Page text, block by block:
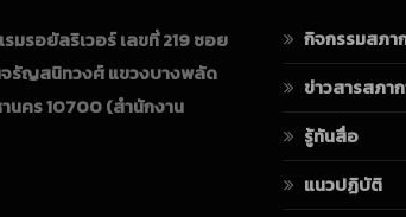
มรอยัลริเวอร์ เลขที่ 219 ซอย
รัญสนิทวงศ์ แขวงบางพลัด
นคร 10700(สำนักงาน
กิจกรรมสภา
ข่าวสารสภา
รู้ทันสื่อ
แนวปฏิบัติ